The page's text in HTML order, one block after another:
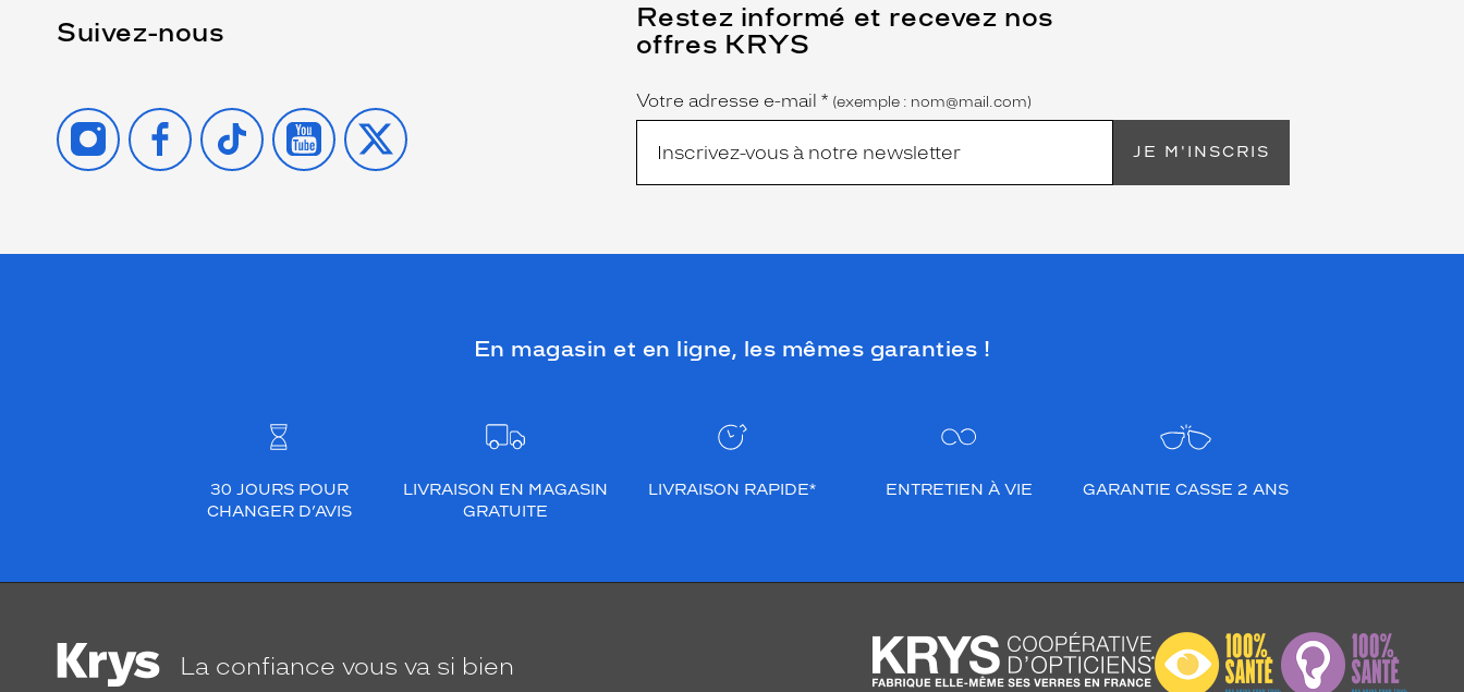
Suivez-nous
INSTAGRAMFACEBOOK
TIKTOK YOUTUBE
X
Restez informé et recevez nos
offres KRYS
Name
Votre adresse e-mail *
(Ce
champ
est
obligatoire)
(exemple : nom@mail.com)
JE M'INSCRIS
En magasin et en ligne, les mêmes garanties !
30 JOURS POUR
CHANGER D’AVIS
LIVRAISON EN MAGASIN
GRATUITE
LIVRAISON RAPIDE* ENTRETIEN À VIE GARANTIE CASSE 2 ANS
La confiance vous va si bien